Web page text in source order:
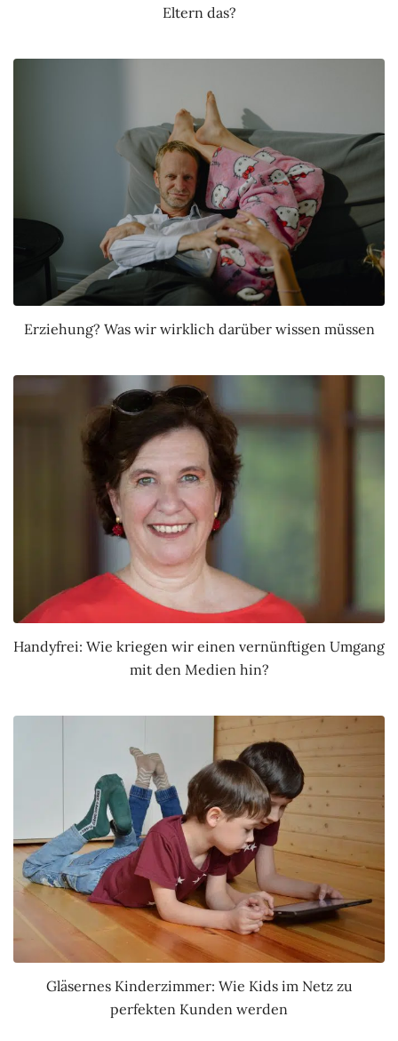
Eltern das?
Erziehung? Was wir wirklich darüber wissen müssen
Handyfrei: Wie kriegen wir einen vernünftigen Umgang
mit den Medien hin?
Gläsernes Kinderzimmer: Wie Kids im Netz zu
perfekten Kunden werden